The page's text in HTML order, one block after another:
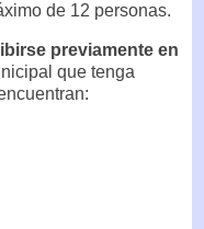
de 12 personas.
previamente en
que tenga